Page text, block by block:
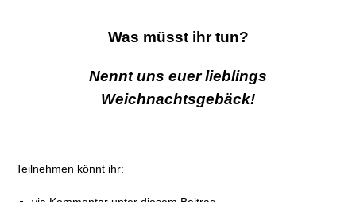
Was müsst ihr tun?
Nennt uns euer lieblings
Weichnachtsgebäck!
Teilnehmen könnt ihr: